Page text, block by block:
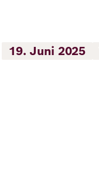
19. Juni 2025